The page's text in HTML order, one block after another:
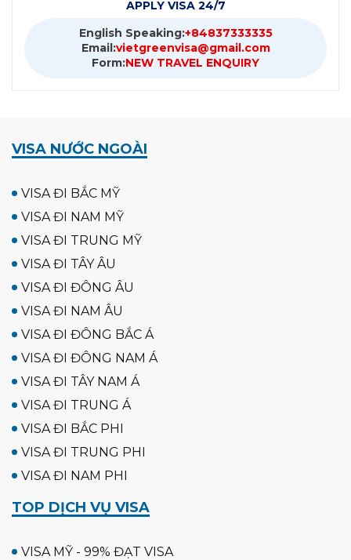
APPLY VISA 24/7
English Speaking:+84837333335
Email:vietgreenvisa@gmail.com
Form:NEW TRAVEL ENQUIRY
VISA NƯỚC NGOÀI
VISA ĐI BẮC MỸ
VISA ĐI NAM MỸ
VISA ĐI TRUNG MỸ
VISA ĐI TÂY ÂU
VISA ĐI ĐÔNG ÂU
VISA ĐI NAM ÂU
VISA ĐI ĐÔNG BẮC Á
VISA ĐI ĐÔNG NAM Á
VISA ĐI TÂY NAM Á
VISA ĐI TRUNG Á
VISA ĐI BẮC PHI
VISA ĐI TRUNG PHI
VISA ĐI NAM PHI
TOP DỊCH VỤ VISA
VISA MỸ - 99% ĐẠT VISA